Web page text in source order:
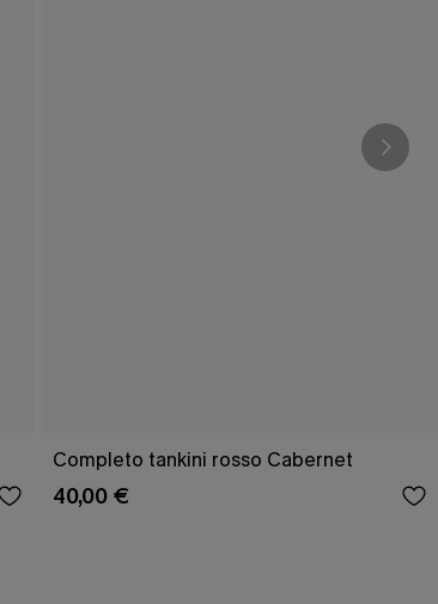
Completo tankini rosso Cabernet
40,00 €